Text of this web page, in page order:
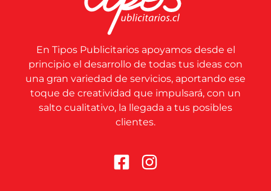
En Tipos Publicitarios apoyamos desde el
principio el desarrollo de todas tus ideas con
una gran variedad de servicios, aportando ese
toque de creatividad que impulsará, con un
salto cualitativo, la llegada a tus posibles
clientes.